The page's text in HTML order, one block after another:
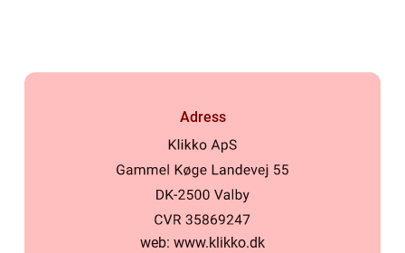
Adress
web: www.klikko.dk